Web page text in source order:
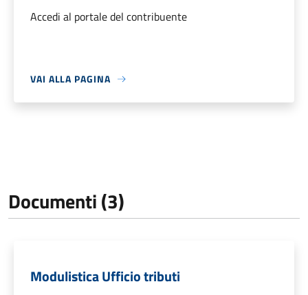
Accedi al portale del contribuente
VAI ALLA PAGINA
Documenti (3)
Modulistica Ufficio tributi